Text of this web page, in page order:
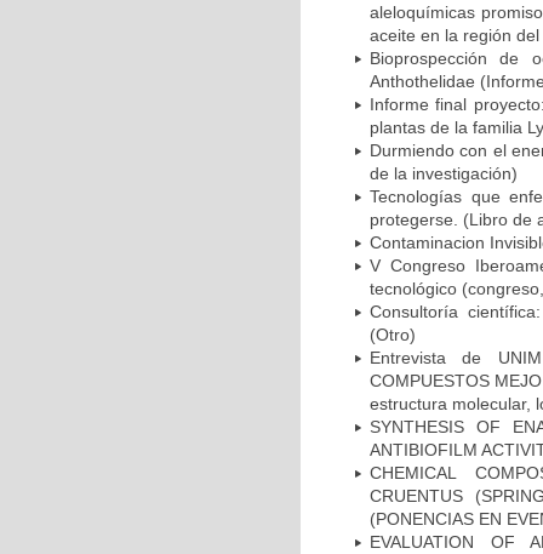
aleloquímicas
aceite en la región
Bioprospección de
Anthothelidae
Informe final
plantas de la familia
Durmiendo con el
de la investigación)
Tecnologías que
protegerse. (Libro de
Contaminacion
V Congreso
tecnológico
Consultoría
(Otro)
Entrevista de
COMPUESTOS
estructura molecular,
SYNTHESIS OF
ANTIBIOFILM
CHEMICAL
CRUENTUS
(PONENCIAS EN
EVALUATION OF